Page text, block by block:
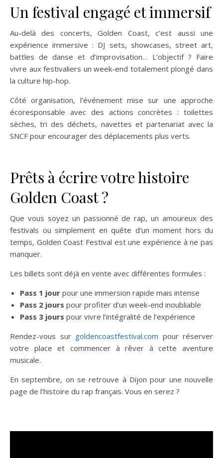
Un festival engagé et immersif
Au-delà des concerts, Golden Coast, c’est aussi une
expérience immersive : DJ sets, showcases, street art,
battles de danse et d’improvisation… L’objectif ? Faire
vivre aux festivaliers un week-end totalement plongé dans
la culture hip-hop.
Côté organisation, l’événement mise sur une approche
écoresponsable avec des actions concrètes : toilettes
sèches, tri des déchets, navettes et partenariat avec la
SNCF pour encourager des déplacements plus verts.
Prêts à écrire votre histoire
Golden Coast ?
Que vous soyez un passionné de rap, un amoureux des
festivals ou simplement en quête d’un moment hors du
temps, Golden Coast Festival est une expérience à ne pas
manquer.
Les billets sont déjà en vente avec différentes formules :
Pass 1 jour pour une immersion rapide mais intense
Pass 2 jours pour profiter d’un week-end inoubliable
Pass 3 jours pour vivre l’intégralité de l’expérience
Rendez-vous sur goldencoastfestival.com pour réserver
votre place et commencer à rêver à cette aventure
musicale.
En septembre, on se retrouve à Dijon pour une nouvelle
page de l’histoire du rap français. Vous en serez ?